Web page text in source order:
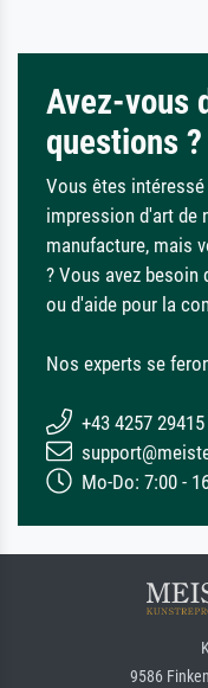
Avez-vous
questions ?
Vous êtes intéressé
impression d'art de
manufacture, mais
? Vous avez
ou d'aide pour la
Nos experts se
+43 4257 29415
Mo-Do: 7:00 -
9586